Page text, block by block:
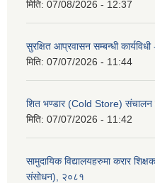
मिति: 07/08/2026 - 12:37
सुरक्षित आप्रवासन सम्बन्धी
मिति: 07/07/2026 - 11:44
शित भण्डार (Cold Store) संचालन
मिति: 07/07/2026 - 11:42
सामुदायिक विद्यालयहरुमा करार
संसोधन), २०८१